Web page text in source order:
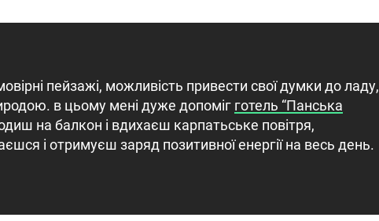
пейзажі, можливість привести свої думки до ладу,
в цьому мені дуже допоміг готель “Панська
на балкон і вдихаєш карпатьське повітря,
і отримуєш заряд позитивної енергії на весь день.